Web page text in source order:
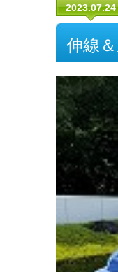
2023.07.24
伸線